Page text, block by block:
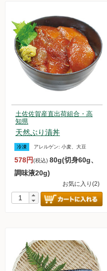
粉・餅
健康応援グッズ
石けん・生活用品
食べもの百科（書籍）
ご利用ガイド
取扱いアイテム数について
カートについて
返品・キャンセルについて
お支払い方法について
土佐佐賀産直出荷組合・高
知県
天然ぶり漬丼
冷凍 アレルゲン: 小麦、大豆
578円(税込) 80g(切身60g、
調味液20g)
お気に入り(2)